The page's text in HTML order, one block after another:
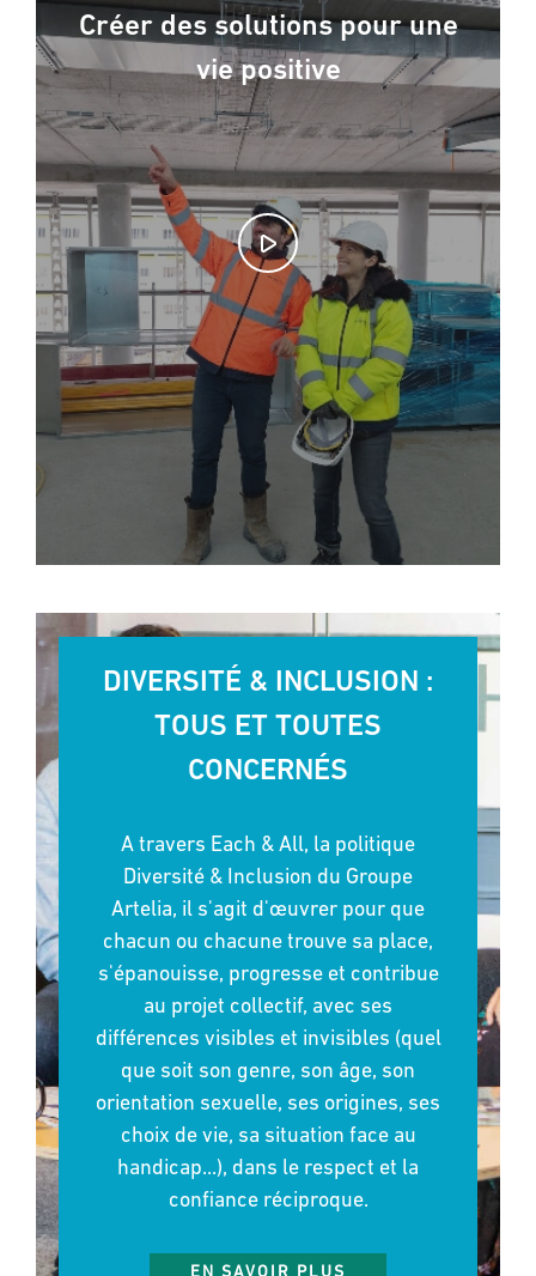
Créer des solutions pour une
vie positive
DIVERSITÉ & INCLUSION :
TOUS ET TOUTES
CONCERNÉS
A travers Each & All, la politique
Diversité & Inclusion du Groupe
Artelia, il s'agit d'œuvrer pour que
chacun ou chacune trouve sa place,
s'épanouisse, progresse et contribue
au projet collectif, avec ses
différences visibles et invisibles (quel
que soit son genre, son âge, son
orientation sexuelle, ses origines, ses
choix de vie, sa situation face au
handicap...), dans le respect et la
confiance réciproque.